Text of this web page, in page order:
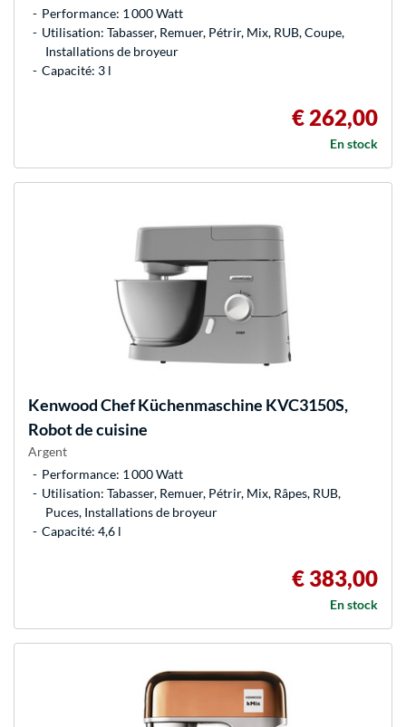
Performance: 1 000 Watt
Utilisation: Tabasser, Remuer, Pétrir, Mix, RUB, Coupe,
Installations de broyeur
Capacité: 3 l
€ 262,00
En stock
KenwoodChef Küchenmaschine KVC3150S,
Robot de cuisine
Argent
Performance: 1 000 Watt
Utilisation: Tabasser, Remuer, Pétrir, Mix, Râpes, RUB,
Puces, Installations de broyeur
Capacité: 4,6 l
€ 383,00
En stock